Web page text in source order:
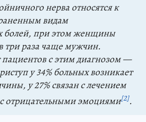
нерва относятся к
видам
болей, при этом женщины
три раза чаще мужчин.
пациентов с этим диагнозом —
у 34% больных возникает
у 27% связан с лечением
отрицательными эмоциями[2].